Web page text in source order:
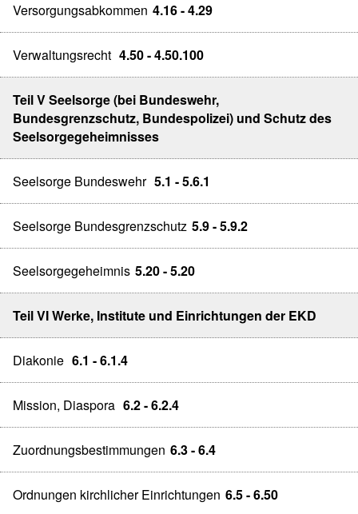
Versorgungsabkommen 4.16 - 4.29
Verwaltungsrecht 4.50 - 4.50.100
Teil V Seelsorge (bei Bundeswehr,
Bundesgrenzschutz, Bundespolizei) und Schutz des
Seelsorgegeheimnisses
Seelsorge Bundeswehr 5.1 - 5.6.1
Seelsorge Bundesgrenzschutz 5.9 - 5.9.2
Seelsorgegeheimnis 5.20 - 5.20
Teil VI Werke, Institute und Einrichtungen der EKD
Diakonie 6.1 - 6.1.4
Mission, Diaspora 6.2 - 6.2.4
Zuordnungsbestimmungen 6.3 - 6.4
Ordnungen kirchlicher Einrichtungen 6.5 - 6.50